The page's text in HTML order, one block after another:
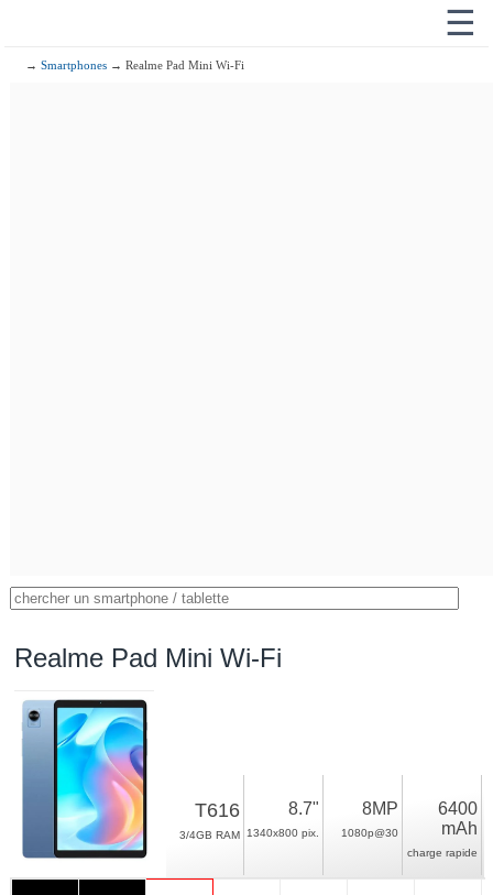
☰
→Smartphones → Realme Pad Mini Wi-Fi
Realme Pad Mini Wi-Fi
T616
3/4GB RAM
8.7"
1340x800 pix.
8MP
1080p@30
6400
mAh
charge rapide